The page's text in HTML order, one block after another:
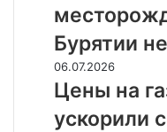
месторождением
золота
в
Бурятии
не
состоялся
Бурятии
Цены
на
газ
в
06.07.2026
Цены на
ускорили